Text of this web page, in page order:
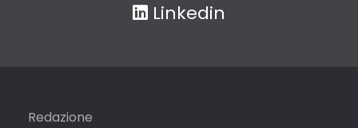
Linkedin
Redazione